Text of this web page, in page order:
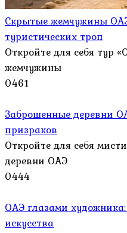
Скрытые жемчужины
туристических троп
Откройте для себя тур
жемчужины
0461
Заброшенные деревни
призраков
Откройте для себя
деревни ОАЭ
0444
ОАЭ глазами
искусства